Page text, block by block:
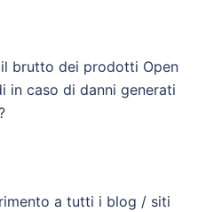
brutto dei prodotti Open
in caso di danni generati
a tutti i blog / siti